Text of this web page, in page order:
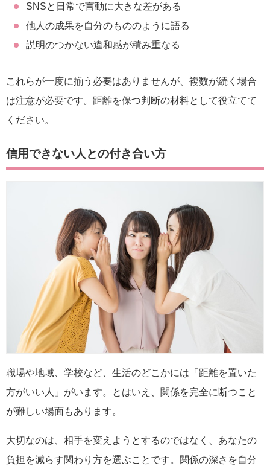
SNSと日常で言動に大きな差がある
他人の成果を自分のもののように語る
説明のつかない違和感が積み重なる
これらが一度に揃う必要はありませんが、複数が続く場合
は注意が必要です。距離を保つ判断の材料として役立てて
ください。
信用できない人との付き合い方
職場や地域、学校など、生活のどこかには「距離を置いた
方がいい人」がいます。とはいえ、関係を完全に断つこと
が難しい場面もあります。
大切なのは、相手を変えようとするのではなく、あなたの
負担を減らす関わり方を選ぶことです。関係の深さを自分